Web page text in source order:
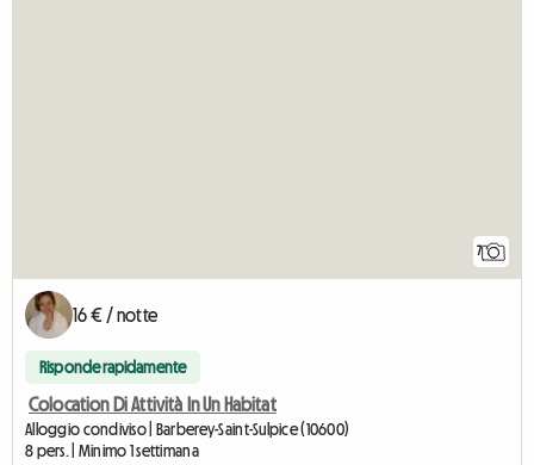
7
16 € / notte
Risponde rapidamente
Colocation Di Attività In Un Habitat
Alloggio condiviso | Barberey-Saint-Sulpice (10600)
8 pers. | Minimo 1 settimana